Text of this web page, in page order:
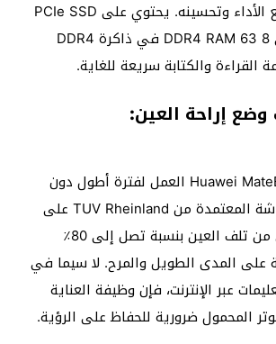
العاشر، على تسريع الأداء وتحسينه. يحتوي على PCIe SSD
ويحزم ما يصل إلى 8 63 DDR4 RAM في ذاكرة DDR4
القراءة والكتابة سريعة للغاية.
إراحة العين:
يتيح لك Huawei MateBook D14 العمل لفترة أطول دون
انقطاع. تعمل الشاشة المعتمدة من TUV Rheinland على
تقليل الضوء الأزرق من تلف العين بنسبة تصل إلى 80٪
على المدى الطويل والمرح. لا سيما في
عبر الإنترنت، فإن وظيفة العناية
المحمول ضرورية للحفاظ على الرؤية.